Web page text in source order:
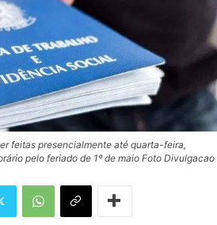
feitas presencialmente até quarta-feira,
pelo feriado de 1º de maio Foto Divulgacao